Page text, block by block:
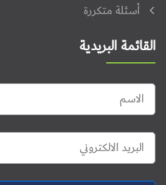
أسئلة متكررة
القائمة البريدية